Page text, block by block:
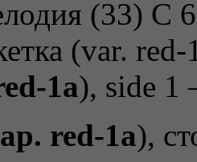
1a), side 1
red-1a),